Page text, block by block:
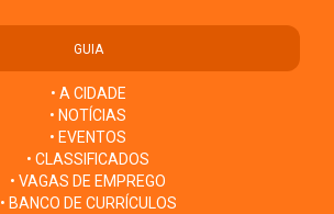
GUIA
• A CIDADE
• NOTÍCIAS
• EVENTOS
• CLASSIFICADOS
• VAGAS DE EMPREGO
• BANCO DE CURRÍCULOS